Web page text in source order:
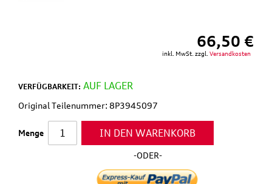
66,50 €
inkl. MwSt. zzgl. Versandkosten
VERFÜGBARKEIT: AUF LAGER
Original Teilenummer: 8P3945097
Menge IN DEN WARENKORB
-ODER-